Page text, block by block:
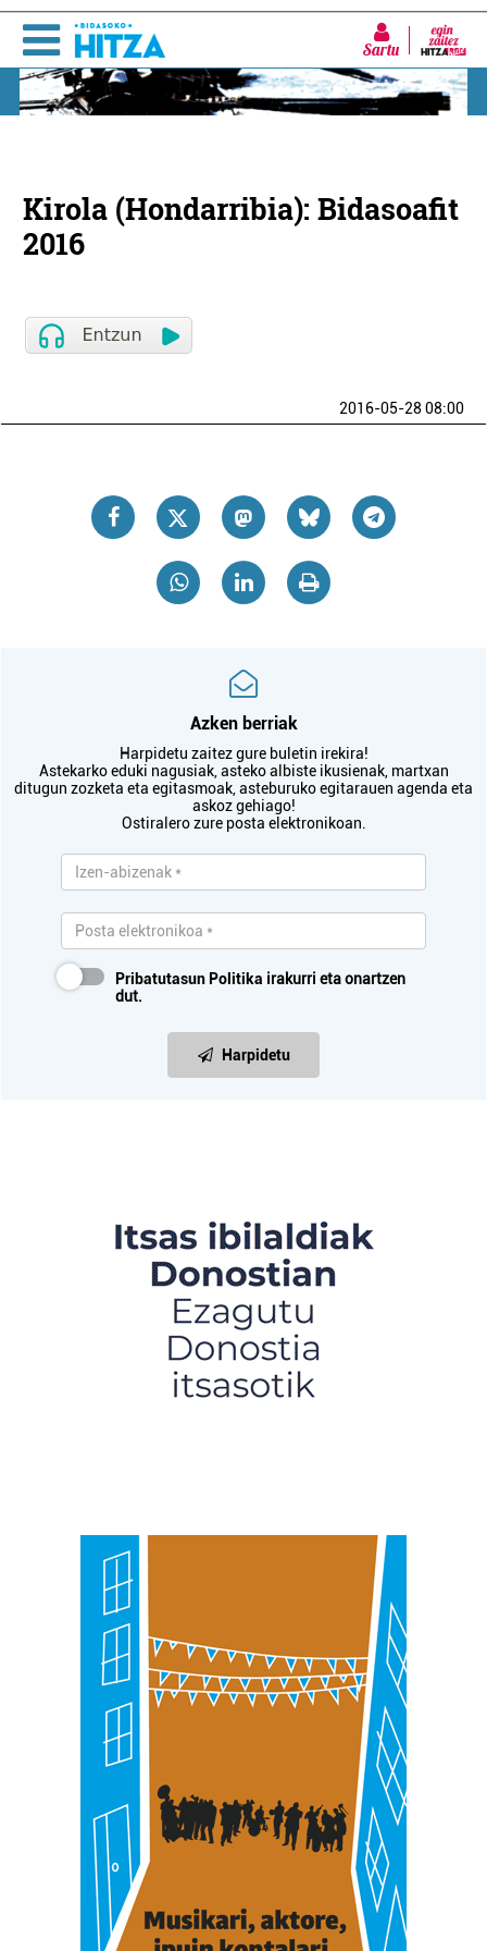
Sartu
Kirola (Hondarribia): Bidasoafit
2016
2016-05-28 08:00
Azken berriak
Harpidetu zaitez gure buletin irekira!
Astekarko eduki nagusiak, asteko albiste ikusienak, martxan
ditugun zozketa eta egitasmoak, asteburuko egitarauen agenda eta
askoz gehiago!
Ostiralero zure posta elektronikoan.
Pribatutasun Politika irakurri eta onartzen
dut.
Harpidetu